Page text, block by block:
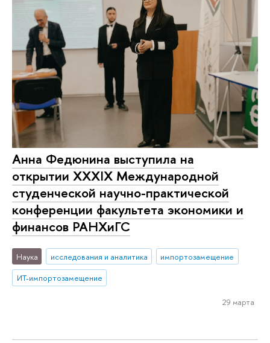
Анна Федюнина выступила на
открытии XXXIX Международной
студенческой научно-практической
конференции факультета экономики и
финансов РАНХиГС
Наука исследования и аналитика
импортозамещение
ИТ-импортозамещение
29 марта